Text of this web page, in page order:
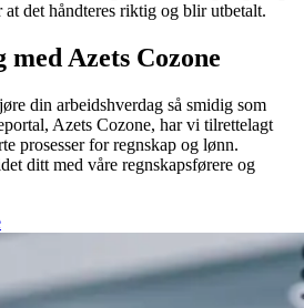
det håndteres riktig og blir utbetalt.
Azets Cozone
din arbeidshverdag så smidig som
Azets Cozone, har vi tilrettelagt
prosesser for regnskap og lønn.
ditt med våre regnskapsførere og